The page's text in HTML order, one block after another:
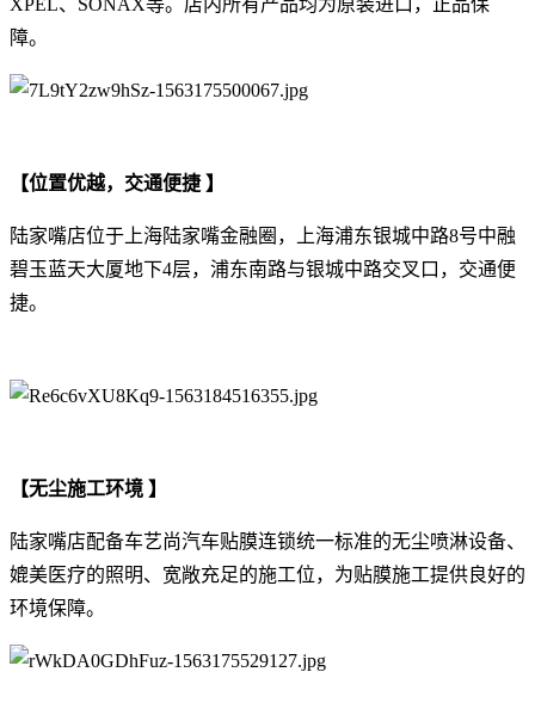
XPEL、SONAX等。店内所有产品均为原装进口，正品保
障。
【位置优越，交通便捷 】
陆家嘴店位于上海陆家嘴金融圈，上海浦东银城中路8号中融
碧玉蓝天大厦地下4层，浦东南路与银城中路交叉口，交通便
捷。
【无尘施工环境 】
陆家嘴店配备车艺尚汽车贴膜连锁统一标准的无尘喷淋设备、
媲美医疗的照明、宽敞充足的施工位，为贴膜施工提供良好的
环境保障。